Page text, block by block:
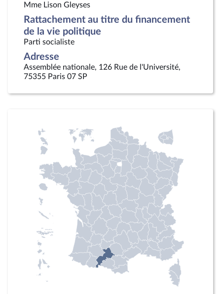
Mme Lison Gleyses
Rattachement au titre du financement
de la vie politique
Parti socialiste
Adresse
Assemblée nationale, 126 Rue de l'Université,
75355 Paris 07 SP